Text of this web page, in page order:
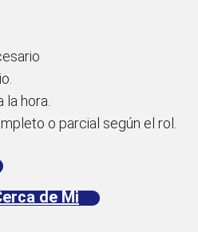
la hora.
o parcial según el rol.
de Mi